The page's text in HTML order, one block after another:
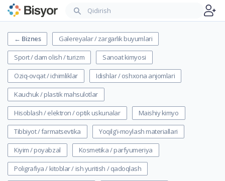
← Biznes Galereyalar / zargarlik buyumlari
Sport / dam olish / turizm Sanoat kimyosi
Oziq-ovqat / ichimliklar Idishlar / oshxona anjomlari
Kauchuk / plastik mahsulotlar
Hisoblash / elektron / optik uskunalar Maishiy kimyo
Tibbiyot / farmatsevtika Yoqilg'i-moylash materiallari
Kiyim / poyabzal Kosmetika / parfyumeriya
Poligrafiya / kitoblar / ish yuritish / qadoqlash